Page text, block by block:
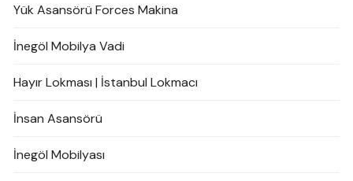
Yük Asansörü Forces Makina
İnegöl Mobilya Vadi
Hayır Lokması | İstanbul Lokmacı
İnsan Asansörü
İnegöl Mobilyası